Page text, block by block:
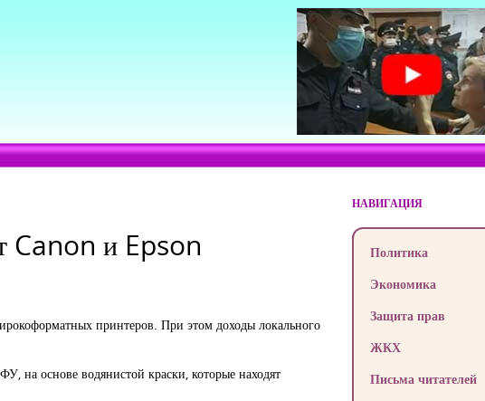
Canon и Epson
принтеров. При этом доходы локального
на основе водянистой краски, которые находят
НАВИГАЦИЯ
Политика
Экономика
Защита прав
ЖКХ
Письма читателей